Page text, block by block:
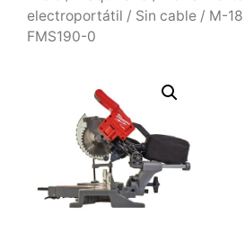
electroportátil / Sin cable / M-18
FMS190-0